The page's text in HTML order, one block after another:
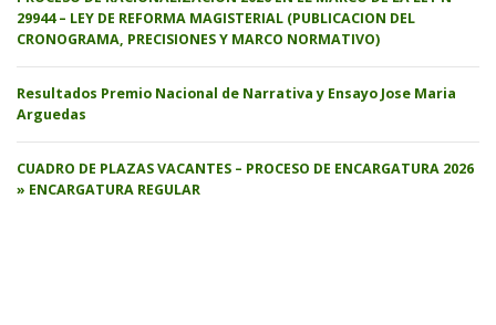
29944 – LEY DE REFORMA MAGISTERIAL (PUBLICACION DEL
CRONOGRAMA, PRECISIONES Y MARCO NORMATIVO)
Resultados Premio Nacional de Narrativa y Ensayo Jose Maria
Arguedas
CUADRO DE PLAZAS VACANTES – PROCESO DE ENCARGATURA 2026
» ENCARGATURA REGULAR